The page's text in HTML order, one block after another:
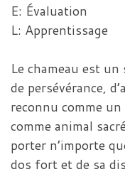
E: Évaluation
L: Apprentissage
Le chameau est un
de persévérance,
reconnu comme
comme animal
porter n’importe
dos fort et de sa